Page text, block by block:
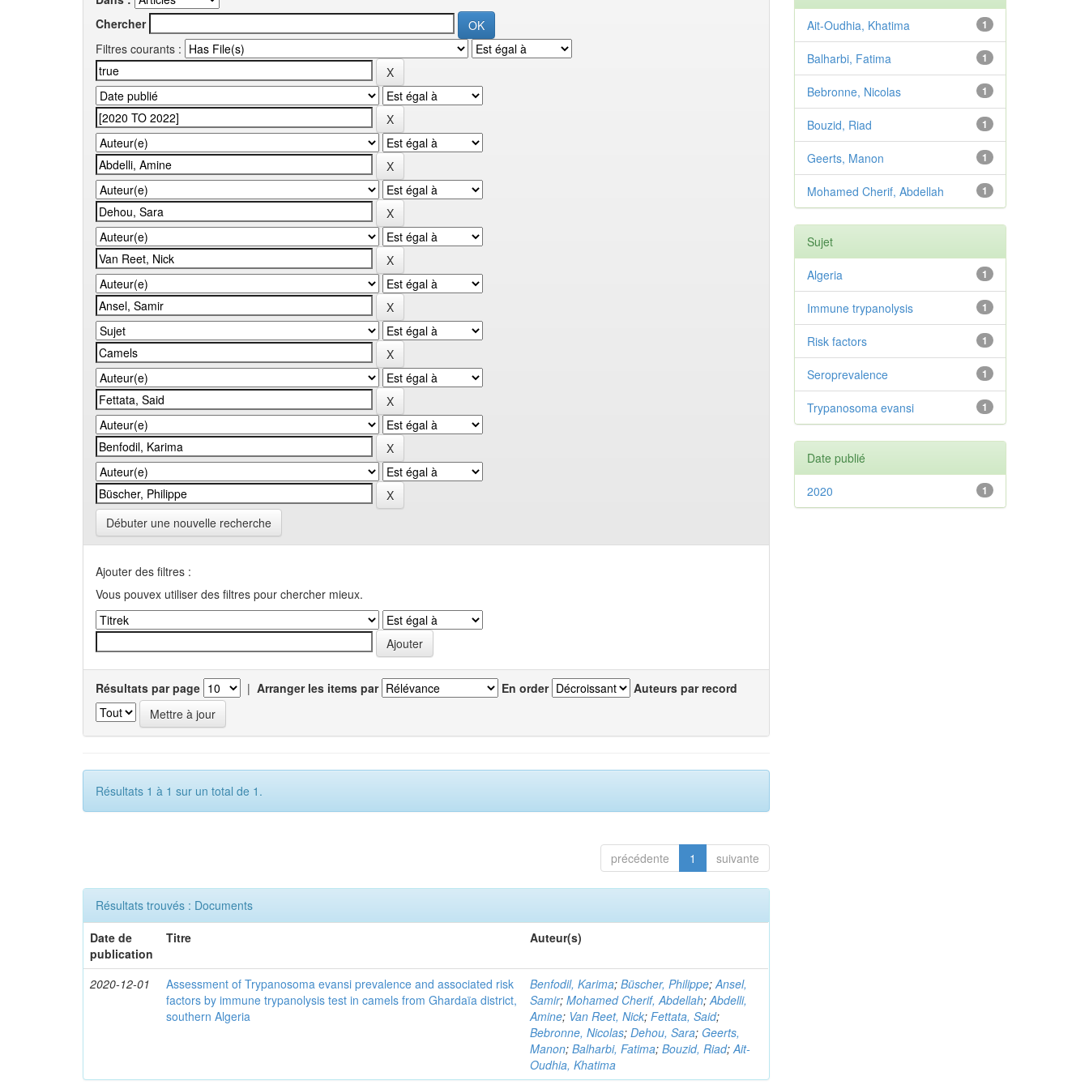
Chercher
Filtres courants :
Débuter une nouvelle recherche
Ajouter des filtres :
Vous pouvex utiliser des filtres pour chercher mieux.
Résultats par page | Arranger les items par En order Auteurs par record
Résultats 1 à 1 sur un total de 1.
précédente 1 suivante
Résultats trouvés : Documents
Date de
publication
Titre Auteur(s)
2020-12-01
Assessment of Trypanosoma evansi prevalence and associated risk
factors by immune trypanolysis test in camels from Ghardaïa district,
southern Algeria
Benfodil, Karima;Büscher, Philippe;Ansel,
Samir;Mohamed Cherif, Abdellah;Abdelli,
Amine; Van Reet, Nick;Fettata, Said;
Bebronne, Nicolas;Dehou, Sara; Geerts,
Manon;Balharbi, Fatima;Bouzid, Riad;Ait-
Oudhia, Khatima
1
Ait-Oudhia, Khatima
1
Balharbi, Fatima
1
Bebronne, Nicolas
1
Bouzid, Riad
1
Geerts, Manon
1
Mohamed Cherif, Abdellah
Sujet
1
Algeria
1
Immune trypanolysis
1
Risk factors
1
Seroprevalence
1
Trypanosoma evansi
Date publié
1
2020